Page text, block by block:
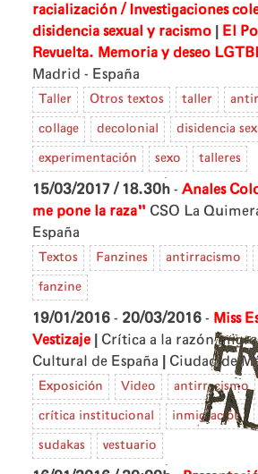
racialización / Investigaciones
disidencia sexual y racismo
El
Revuelta. Memoria y deseo
Madrid - España
Taller Otros textos taller
collage decolonial disidencia
experimentación sexo talleres
15/03/2017 / 18.30h - Anales
me pone la raza" CSO La
España
Textos Fanzines antirracismo
fanzine
19/01/2016 - 20/03/2016 - Miss
Vestizaje
Crítica a la razón
Cultural de España
Ciudad de
Exposición Video antirracismo
crítica institucional inmigración
sudakas vestuario